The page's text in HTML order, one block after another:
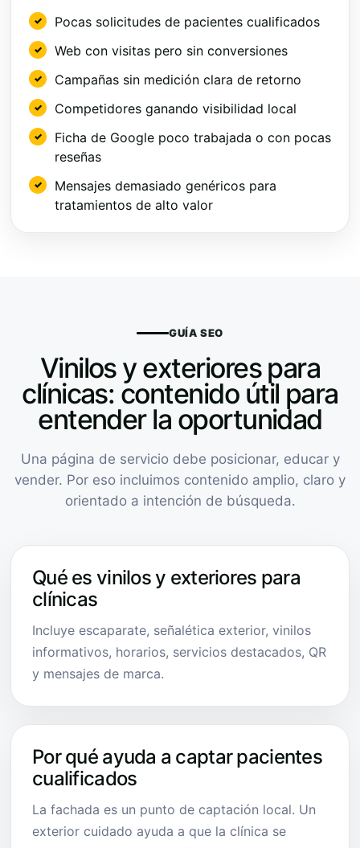
Pocas solicitudes de pacientes cualificados
Web con visitas pero sin conversiones
Campañas sin medición clara de retorno
Competidores ganando visibilidad local
Ficha de Google poco trabajada o con pocas
reseñas
Mensajes demasiado genéricos para
tratamientos de alto valor
GUÍA SEO
Vinilos y exteriores para
clínicas: contenido útil para
entender la oportunidad
Una página de servicio debe posicionar, educar y
vender. Por eso incluimos contenido amplio, claro y
orientado a intención de búsqueda.
Qué es vinilos y exteriores para
clínicas
Incluye escaparate, señalética exterior, vinilos
informativos, horarios, servicios destacados, QR
y mensajes de marca.
Por qué ayuda a captar pacientes
cualificados
La fachada es un punto de captación local. Un
exterior cuidado ayuda a que la clínica se